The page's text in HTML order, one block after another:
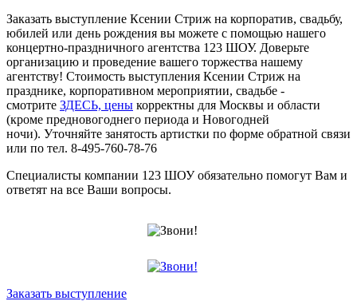
Заказать выступление Ксении Стриж на корпоратив, свадьбу,
юбилей или день рождения вы можете с помощью нашего
концертно-праздничного агентства 123 ШОУ. Доверьте
организацию и проведение вашего торжества нашему
агентству! Стоимость выступления Ксении Стриж на
празднике, корпоративном мероприятии, свадьбе -
смотрите ЗДЕСЬ, цены корректны для Москвы и области
(кроме предновогоднего периода и Новогодней
ночи). Уточняйте занятость артистки по форме обратной связи
или по тел. 8-495-760-78-76
Специалисты компании 123 ШОУ обязательно помогут Вам и
ответят на все Ваши вопросы.
Заказать выступление